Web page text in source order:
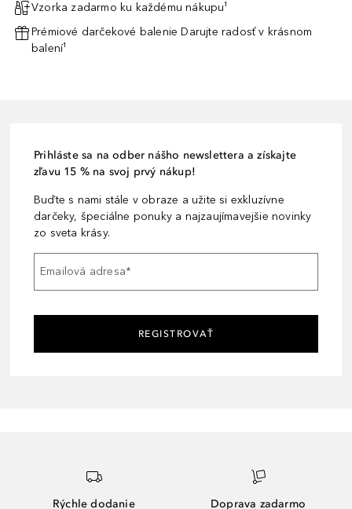
Vzorka zadarmo ku každému nákupu¹
Prémiové darčekové balenie Darujte radosť v krásnom
balení¹
Prihláste sa na odber nášho newslettera a získajte
zľavu 15 % na svoj prvý nákup!
Buďte s nami stále v obraze a užite si exkluzívne
darčeky, špeciálne ponuky a najzaujímavejšie novinky
zo sveta krásy.
Emailová adresa*
REGISTROVAŤ
Rýchle dodanie Doprava zadarmo